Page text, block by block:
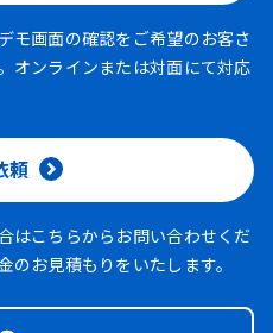
モ画面の確認をご希望のお客さ
オンラインまたは対面にて対応
頼
はこちらからお問い合わせくだ
お見積もりをいたします。